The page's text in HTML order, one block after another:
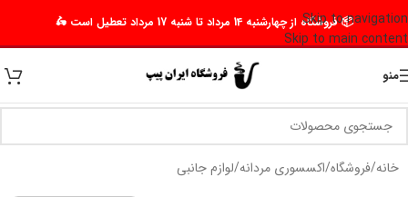
Skip to navigation
Skip to main content
📦 فروشگاه از چهارشنبه 14 مرداد تا شنبه 17 مرداد تعطیل است 🛵
منو
خانه/فروشگاه/اکسسوری مردانه/لوازم جانبی